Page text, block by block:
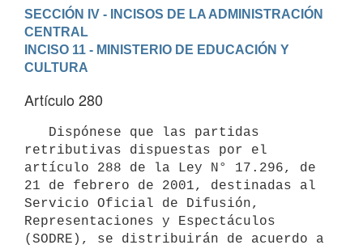
SECCIÓN IV - INCISOS DE LA ADMINISTRACIÓN
CENTRAL
INCISO 11 - MINISTERIO DE EDUCACIÓN Y
CULTURA
Artículo 280
retributivas dispuestas por el
artículo 288 de la Ley N° 17.296, de
21 de febrero de 2001, destinadas al
Servicio Oficial de Difusión,
Representaciones y Espectáculos
(SODRE), se distribuirán de acuerdo a